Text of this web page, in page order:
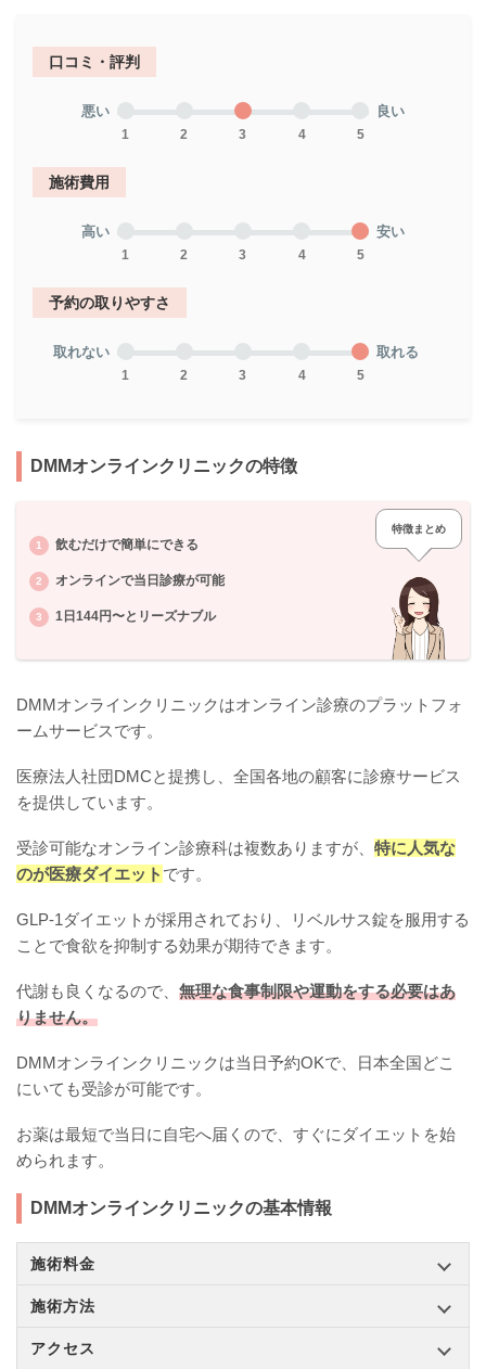
口コミ・評判
悪い
1 2 3 4 5
良い
施術費用
高い
1 2 3 4 5
安い
予約の取りやすさ
取れない
1 2 3 4 5
取れる
DMMオンラインクリニックの特徴
飲むだけで簡単にできる
オンラインで当日診療が可能
1日144円〜とリーズナブル
特徴まとめ
DMMオンラインクリニックはオンライン診療のプラットフォ
ームサービスです。
医療法人社団DMCと提携し、全国各地の顧客に診療サービス
を提供しています。
受診可能なオンライン診療科は複数ありますが、 特に人気な
のが医療ダイエット です。
GLP-1ダイエットが採用されており、リベルサス錠を服用する
ことで食欲を抑制する効果が期待できます。
代謝も良くなるので、 無理な食事制限や運動をする必要はあ
りません。
DMMオンラインクリニックは当日予約OKで、日本全国どこ
にいても受診が可能です。
お薬は最短で当日に自宅へ届くので、すぐにダイエットを始
められます。
DMMオンラインクリニックの基本情報
施術料金
施術方法
アクセス